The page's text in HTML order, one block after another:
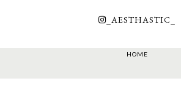
_AESTHASTIC_
HOME